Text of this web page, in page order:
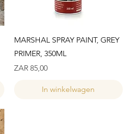
Snel overzicht
MARSHAL SPRAY PAINT, GREY
PRIMER, 350ML
Prijs
ZAR 85,00
In winkelwagen